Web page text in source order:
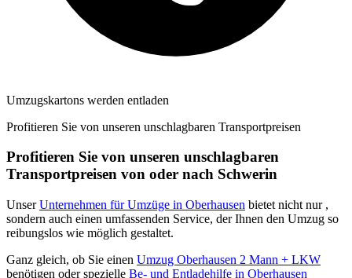
Umzugskartons werden entladen
Profitieren Sie von unseren unschlagbaren Transportpreisen
Profitieren Sie von unseren unschlagbaren
Transportpreisen von oder nach Schwerin
UnserUnternehmen für Umzüge in Oberhausen bietet nicht nur ,
sondern auch einen umfassenden Service, der Ihnen den Umzug so
reibungslos wie möglich gestaltet.
Ganz gleich, ob Sie einen Umzug Oberhausen 2 Mann + LKW
benötigen oder spezielle Be- und Entladehilfe in Oberhausen